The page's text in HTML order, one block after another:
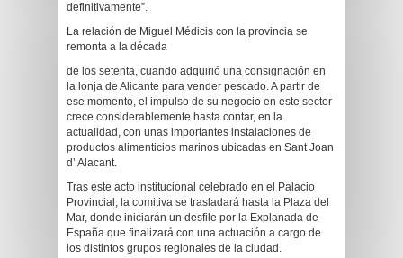
definitivamente”.
La relación de Miguel Médicis con la provincia se
remonta a la década
de los setenta, cuando adquirió una consignación en
la lonja de Alicante para vender pescado. A partir de
ese momento, el impulso de su negocio en este sector
crece considerablemente hasta contar, en la
actualidad, con unas importantes instalaciones de
productos alimenticios marinos ubicadas en Sant Joan
d’ Alacant.
Tras este acto institucional celebrado en el Palacio
Provincial, la comitiva se trasladará hasta la Plaza del
Mar, donde iniciarán un desfile por la Explanada de
España que finalizará con una actuación a cargo de
los distintos grupos regionales de la ciudad.